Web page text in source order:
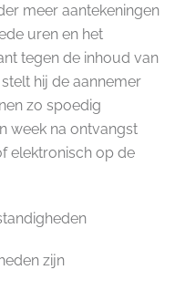
meer aantekeningen
uren en het
tegen de inhoud van
hij de aannemer
zo spoedig
week na ontvangst
elektronisch op de
zijn